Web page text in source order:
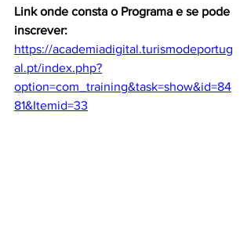
Link onde consta o Programa e se pode
inscrever:
https://academiadigital.turismodeportug
al.pt/index.php?
option=com_training&task=show&id=84
81&Itemid=33